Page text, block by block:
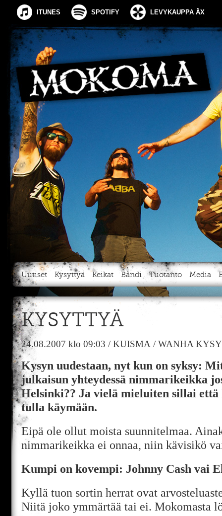
ITUNES SPOTIFY LEVYKAUPPA ÄX
Uutiset Kysyttyä Keikat Bändi Tuotanto Media
KYSYTTYÄ
24.08.2007 klo 09:03 /KUISMA /WANHA
Kysyn uudestaan, nyt kun on syksy:
julkaisun yhteydessä nimmarikeikka
Helsinki?? Ja vielä mieluiten sillai
tulla käymään.
Eipä ole ollut moista suunnitelmaa.
nimmarikeikka ei onnaa, niin kävisikö
Kumpi on kovempi: Johnny Cash vai
Kyllä tuon sortin herrat ovat
Niitä joko ymmärtää tai ei. Mokomasta